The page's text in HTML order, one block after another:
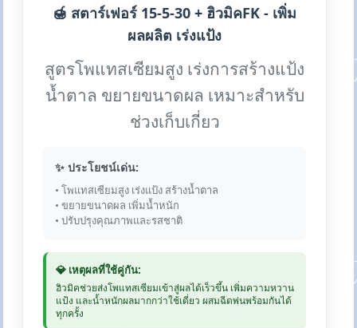
🍯 สตาร์เฟอร์ 15-5-30 + ฮิวมิคFK - เพิ่ม
ผลผลิต เร่งแป้ง
สูตรโพแทสเซียมสูง เร่งการสร้างแป้ง
น้ำตาล ขยายขนาดผล เหมาะสำหรับ
ช่วงเก็บเกี่ยว
✨ ประโยชน์เด่น:
• โพแทสเซียมสูง เร่งแป้ง สร้างน้ำตาล
• ขยายขนาดผล เพิ่มน้ำหนัก
• ปรับปรุงคุณภาพและรสชาติ
💎 เหตุผลที่ใช้คู่กัน:
ฮิวมิคช่วยส่งโพแทสเซียมเข้าสู่ผลได้เร็วขึ้น เพิ่มความหวาน
แป้ง และน้ำหนักผลมากกว่าใช้เดี่ยว ผสมฉีดพ่นพร้อมกันได้
ทุกครั้ง